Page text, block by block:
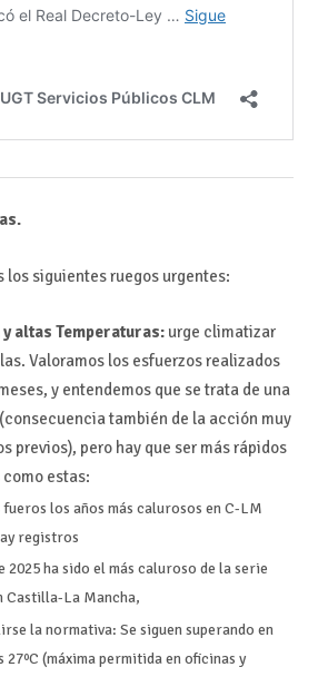
los siguientes ruegos urgentes:
altas Temperaturas:urge climatizar
Valoramos los esfuerzos realizados
y entendemos que se trata de una
también de la acción muy
previos), pero hay que ser más rápidos
estas:
fueros los años más calurosos en C-LM
registros
2025 ha sido el más caluroso de la serie
Castilla-La Mancha,
la normativa: Se siguen superando en
27ºC (máxima permitida en oficinas y